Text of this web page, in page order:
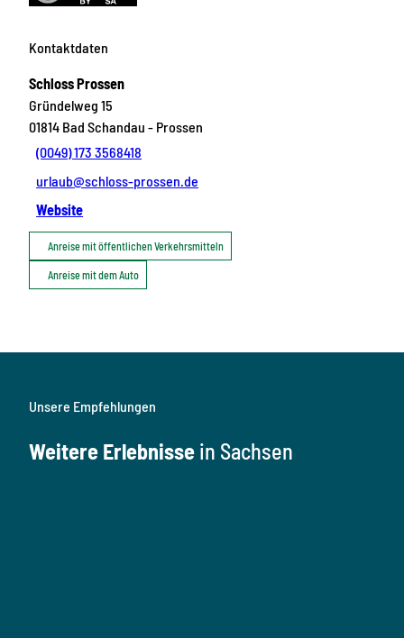
Kontaktdaten
Schloss Prossen
Gründelweg 15
01814 Bad Schandau - Prossen
(0049) 173 3568418
urlaub@schloss-prossen.de
Website
Anreise mit öffentlichen Verkehrsmitteln
Anreise mit dem Auto
Unsere Empfehlungen
Weitere Erlebnisse in Sachsen